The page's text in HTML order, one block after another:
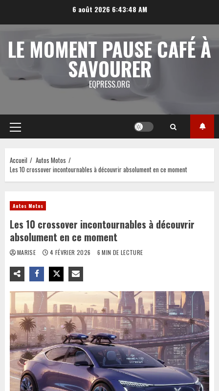
6 août 2026 6:43:48 AM
LE MOMENT PAUSE CAFÉ À
SAVOURER
EQPRESS.ORG
Menu
principal
Accueil
Autos Motos
Les 10 crossover incontournables à découvrir absolument en ce moment
Autos Motos
Les 10 crossover incontournables à découvrir
absolument en ce moment
MARISE 4 FÉVRIER 2026 6 MIN DE LECTURE